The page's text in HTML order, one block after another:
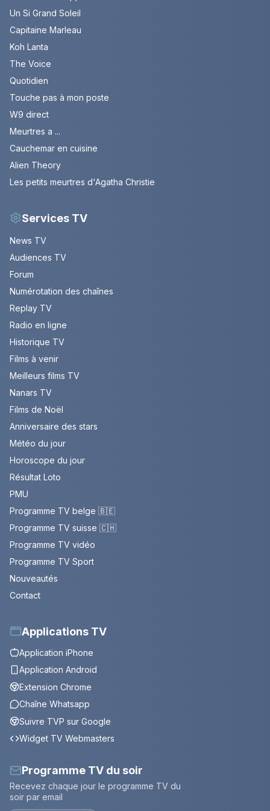
Un Si Grand Soleil
Capitaine Marleau
Koh Lanta
The Voice
Quotidien
Touche pas à mon poste
W9 direct
Meurtres a ...
Cauchemar en cuisine
Alien Theory
Les petits meurtres d'Agatha Christie
Services TV
News TV
Audiences TV
Forum
Numérotation des chaînes
Replay TV
Radio en ligne
Historique TV
Films à venir
Meilleurs films TV
Nanars TV
Films de Noël
Anniversaire des stars
Météo du jour
Horoscope du jour
Résultat Loto
PMU
Programme TV belge 🇧🇪
Programme TV suisse 🇨🇭
Programme TV vidéo
Programme TV Sport
Nouveautés
Contact
Applications TV
Application iPhone
Application Android
Extension Chrome
Chaîne Whatsapp
Suivre TVP sur Google
Widget TV Webmasters
Programme TV du soir
Recevez chaque jour le programme TV du
soir par email